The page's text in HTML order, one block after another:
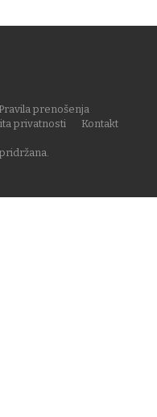
Pravila prenošenja
privatnosti
Kontakt